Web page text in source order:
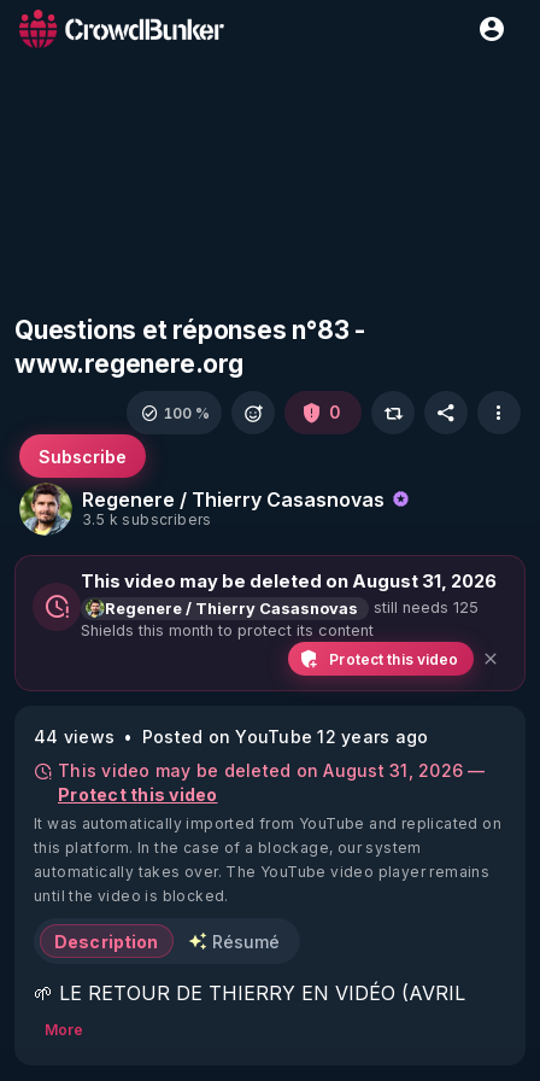
Questions et réponses n°83 -
www.regenere.org
Regenere / Thierry Casasnovas
3.5 k subscribers
Subscribe
100 % 0
This video may be deleted on August 31, 2026
Regenere / Thierry Casasnovas
still needs 125
Shields this month to protect its content
Protect this video
44 views
Posted on YouTube 12 years ago
This video may be deleted on August 31, 2026 —
Protect this video
It was automatically imported from YouTube and replicated on
this platform. In the case of a blockage, our system
automatically takes over. The YouTube video player remains
until the video is blocked.
Description Résumé
🌱 LE RETOUR DE THIERRY EN VIDÉO (AVRIL
2022)!
More